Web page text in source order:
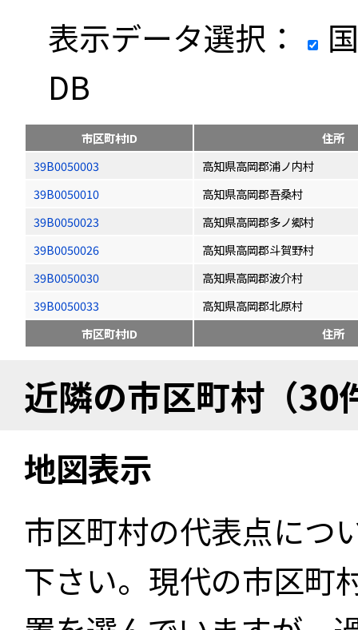
表示データ選択：
DB
市区町村ID
住所
39B0050003
高知県高岡郡浦ノ内村
39B0050010
高知県高岡郡吾桑村
39B0050023
高知県高岡郡多ノ郷村
39B0050026
高知県高岡郡斗賀野村
39B0050030
高知県高岡郡波介村
39B0050033
高知県高岡郡北原村
市区町村ID
住所
近隣の市区町村（30
地図表示
市区町村の代表点につ
下さい。現代の市区町